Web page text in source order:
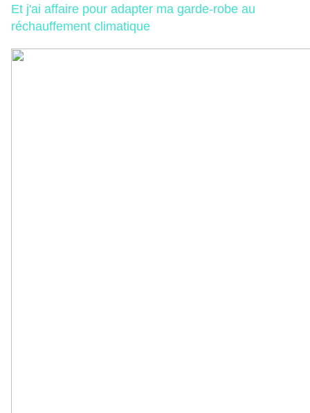
Et j'ai affaire pour adapter ma garde-robe au
réchauffement climatique